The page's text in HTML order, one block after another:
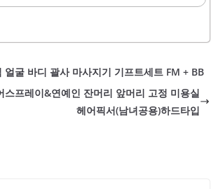
성분이 포함되어 있어 피부 속 수분을
용 후 빠른 흡수력으로 인해 피부에 부담
끈적임 없이 산뜻한 마무리감을 제공합
습니다. 이 제품은 스킨케어 루틴에서 필
히, 올인원 제품으로서 미스트와 함께 사
게 스킨케어를 완성할 수 있습니다.유세
얼굴 바디 괄사 마사지기 기프트세트 FM + BB
스프레이&연예인 잔머리 앞머리 고정 미용실
헤어픽서(남녀공용)하드타입